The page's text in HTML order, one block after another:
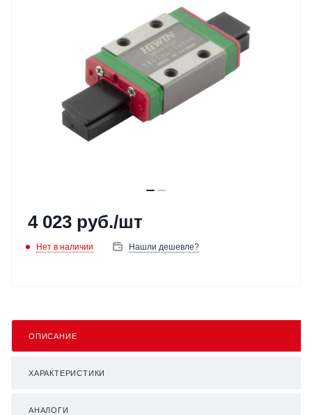
4 023 руб./шт
Нет в наличии Нашли дешевле?
ОПИСАНИЕ
ХАРАКТЕРИСТИКИ
АНАЛОГИ